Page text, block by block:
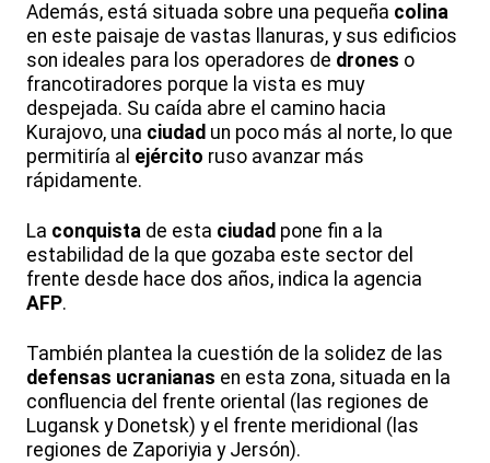
Además, está situada sobre una pequeña colina
en este paisaje de vastas llanuras, y sus edificios
son ideales para los operadores de drones o
francotiradores porque la vista es muy
despejada. Su caída abre el camino hacia
Kurajovo, una ciudad un poco más al norte, lo que
permitiría al ejército ruso avanzar más
rápidamente.
La conquista de esta ciudad pone fin a la
estabilidad de la que gozaba este sector del
frente desde hace dos años, indica la agencia
AFP.
También plantea la cuestión de la solidez de las
defensas ucranianas en esta zona, situada en la
confluencia del frente oriental (las regiones de
Lugansk y Donetsk) y el frente meridional (las
regiones de Zaporiyia y Jersón).